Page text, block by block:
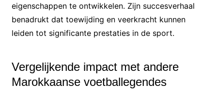
eigenschappen te ontwikkelen. Zijn succesverhaal
benadrukt dat toewijding en veerkracht kunnen
leiden tot significante prestaties in de sport.
Vergelijkende impact met andere
Marokkaanse voetballegendes